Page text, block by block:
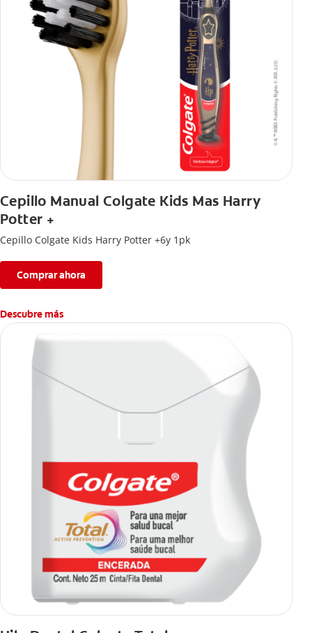
Cepillo Manual Colgate Kids Mas Harry
Potter +
Cepillo Colgate Kids Harry Potter +6y 1pk
Comprar ahora
Descubre más